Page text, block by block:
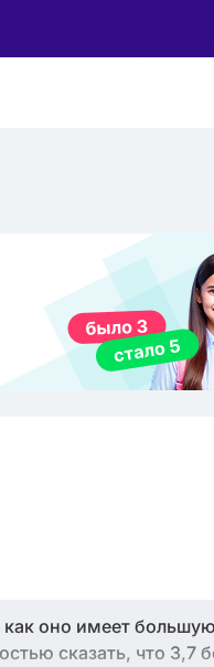
как оно имеет большую
сказать, что 3,7